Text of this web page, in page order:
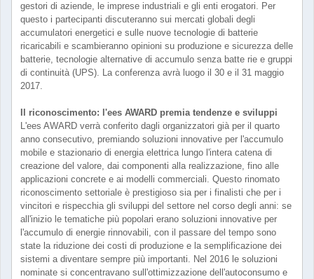
gestori di aziende, le imprese industriali e gli enti erogatori. Per
questo i partecipanti discuteranno sui mercati globali degli
accumulatori energetici e sulle nuove tecnologie di batterie
ricaricabili e scambieranno opinioni su produzione e sicurezza delle
batterie, tecnologie alternative di accumulo senza batte rie e gruppi
di continuità (UPS). La conferenza avrà luogo il 30 e il 31 maggio
2017.
Il riconoscimento: l'ees AWARD premia tendenze e sviluppi
L'ees AWARD verrà conferito dagli organizzatori già per il quarto
anno consecutivo, premiando soluzioni innovative per l'accumulo
mobile e stazionario di energia elettrica lungo l'intera catena di
creazione del valore, dai componenti alla realizzazione, fino alle
applicazioni concrete e ai modelli commerciali. Questo rinomato
riconoscimento settoriale è prestigioso sia per i finalisti che per i
vincitori e rispecchia gli sviluppi del settore nel corso degli anni: se
all'inizio le tematiche più popolari erano soluzioni innovative per
l'accumulo di energie rinnovabili, con il passare del tempo sono
state la riduzione dei costi di produzione e la semplificazione dei
sistemi a diventare sempre più importanti. Nel 2016 le soluzioni
nominate si concentravano sull'ottimizzazione dell'autoconsumo e